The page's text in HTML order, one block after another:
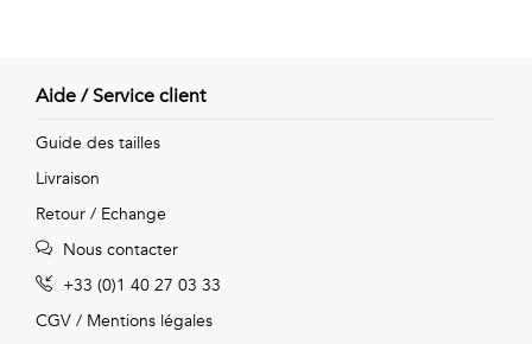
Urbain
Voyages
Vintage
Aide / Service client
Guide des tailles
Livraison
Retour / Echange
Nous contacter
+33 (0)1 40 27 03 33
CGV / Mentions légales